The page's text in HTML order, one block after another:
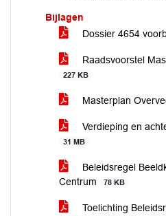
Bijlagen
Dossier 4654
Raadsvoorstel
227 KB
Masterplan
Verdieping en
31 MB
Beleidsregel
Centrum
78 KB
Toelichting